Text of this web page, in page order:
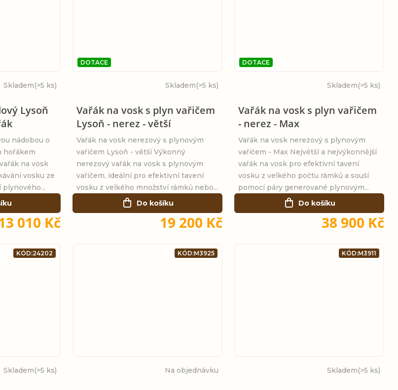
Lysoň
Skladem(>5 ks)
010 Kč
nádobou o
hořákem
na vosk
vosku ze
DOTACE
Vařák na vosk s plyn vařičem
Lysoň - nerez - větší
Skladem(>5 ks)
19 200 Kč
Do košíku
Vařák na vosk nerezový s plynovým
vařičem Lysoň - větší Výkonný
nerezový vařák na vosk s plynovým
vařičem, ideální pro efektivní tavení
vosku z velkého množství rámků nebo...
DOTACE
Vařák na vosk s plyn vařičem
- nerez - Max
Skladem(>5 ks)
38 900 Kč
Do košíku
Vařák na vosk nerezový s plynovým
vařičem - Max Největší a nejvýkonnější
vařák na vosk pro efektivní tavení
vosku z velkého počtu rámků a souší
pomocí páry generované plynovým...
Skladem(>5 ks)
KÓD:24202
Na objednávku
KÓD:M3925
Skladem(>5 ks)
KÓD:M3911